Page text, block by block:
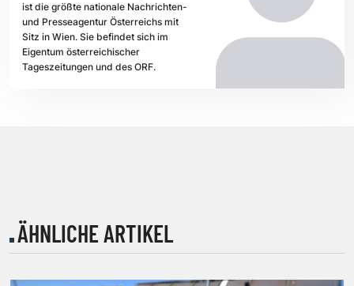
ist die größte nationale Nachrichten-
und Presseagentur Österreichs mit
Sitz in Wien. Sie befindet sich im
Eigentum österreichischer
Tageszeitungen und des ORF.
ÄHNLICHE ARTIKEL